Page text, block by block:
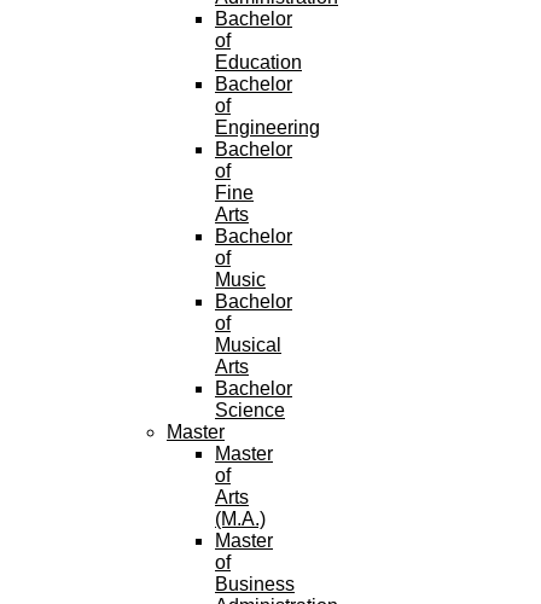
Bachelor
of
Education
Bachelor
of
Engineering
Bachelor
of
Fine
Arts
Bachelor
of
Music
Bachelor
of
Musical
Arts
Bachelor
Science
Master
Master
of
Arts
(M.A.)
Master
of
Business